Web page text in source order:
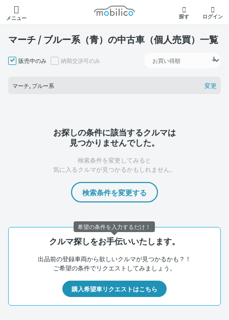
メニュー
モビリコ
探す ログイン
マーチ / ブルー系（青）の中古車（個人売買）一覧
販売中のみ 納期交渉可のみ
マーチ, ブルー系 変更
お探しの条件に該当するクルマは
見つかりませんでした。
検索条件を変更してみると
気に入るクルマが見つかるかもしれません。
検索条件を変更する
クルマ探しをお手伝いいたします。
出品前の登録車両から欲しいクルマが見つかるかも？！
ご希望の条件でリクエストしてみましょう。
購入希望車リクエストはこちら
希望の条件を入力するだけ！